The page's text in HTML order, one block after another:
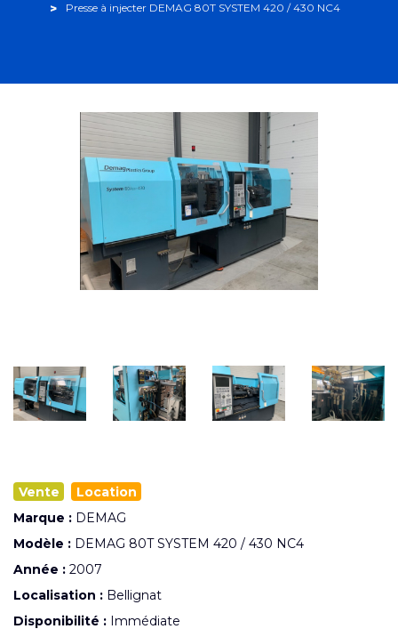
Presse à injecter DEMAG 80T SYSTEM 420 / 430 NC4
Vente
Location
Marque : DEMAG
Modèle : DEMAG 80T SYSTEM 420 / 430 NC4
Année : 2007
Localisation : Bellignat
Disponibilité : Immédiate